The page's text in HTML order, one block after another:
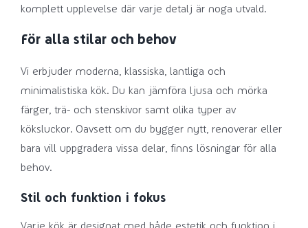
komplett upplevelse där varje detalj är noga utvald.
För alla stilar och behov
Vi erbjuder moderna, klassiska, lantliga och
minimalistiska kök. Du kan jämföra ljusa och mörka
färger, trä- och stenskivor samt olika typer av
köksluckor. Oavsett om du bygger nytt, renoverar eller
bara vill uppgradera vissa delar, finns lösningar för alla
behov.
Stil och funktion i fokus